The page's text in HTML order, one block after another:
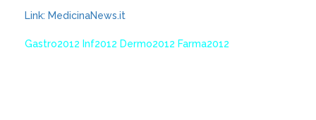
Link: MedicinaNews.it
Gastro2012 Inf2012 Dermo2012 Farma2012